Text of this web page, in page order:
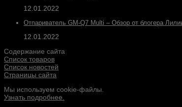
12.01.2022
Отпариватель GM-Q7 Multi – Обзор от блогера
12.01.2022
Содержание сайта
Список товаров
Список новостей
Страницы сайта
Мы используем cookie-файлы.
Узнать подробнее.